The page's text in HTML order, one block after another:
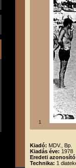
1
Kiadó: MDV., Bp.
Kiadás éve: 1978
Eredeti
Technika: 1